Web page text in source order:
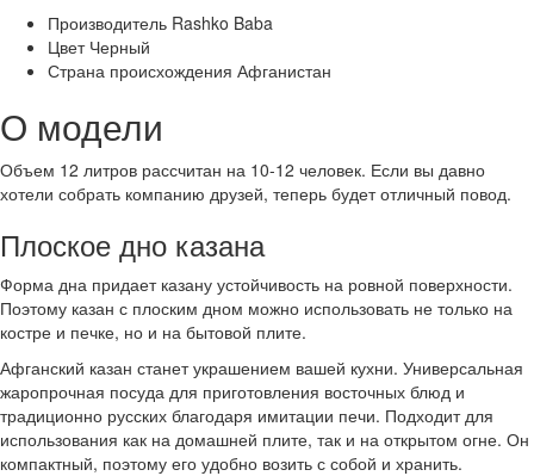
Производитель Rashko Baba
Цвет Черный
Страна происхождения Афганистан
О модели
Объем 12 литров рассчитан на 10-12 человек. Если вы давно
хотели собрать компанию друзей, теперь будет отличный повод.
Плоское дно казана
Форма дна придает казану устойчивость на ровной поверхности.
Поэтому казан с плоским дном можно использовать не только на
костре и печке, но и на бытовой плите.
Афганский казан станет украшением вашей кухни. Универсальная
жаропрочная посуда для приготовления восточных блюд и
традиционно русских благодаря имитации печи. Подходит для
использования как на домашней плите, так и на открытом огне. Он
компактный, поэтому его удобно возить с собой и хранить.